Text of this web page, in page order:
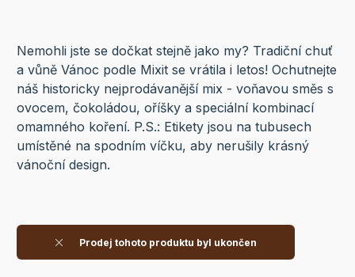
Nemohli jste se dočkat stejně jako my? Tradiční chuť
a vůně Vánoc podle Mixit se vrátila i letos! Ochutnejte
náš historicky nejprodávanější mix - voňavou směs s
ovocem, čokoládou, oříšky a speciální kombinací
omamného koření. P.S.: Etikety jsou na tubusech
umístěné na spodním víčku, aby nerušily krásný
vánoční design.
Prodej tohoto produktu byl ukončen